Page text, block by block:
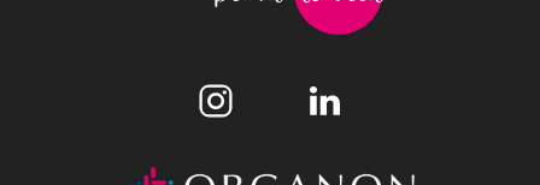
Quali altri rimedi